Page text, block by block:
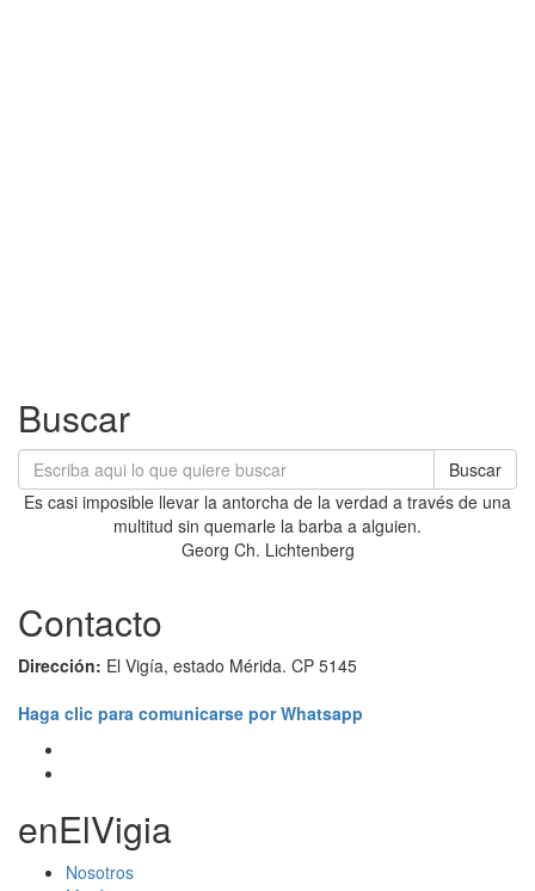
Buscar
Buscar
Es casi imposible llevar la antorcha de la verdad a través de una
multitud sin quemarle la barba a alguien.
Georg Ch. Lichtenberg
Contacto
Dirección: El Vigía, estado Mérida. CP 5145
Haga clic para comunicarse por Whatsapp
enElVigia
Nosotros